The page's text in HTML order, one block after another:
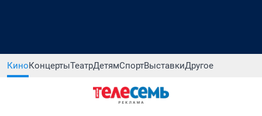
КиноКонцертыТеатрДетямСпортВыставкиДругое